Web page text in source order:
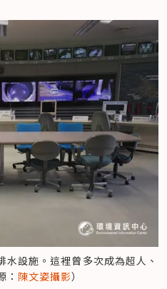
水設施。這裡曾多次成為超人、
： 陳文姿攝影）